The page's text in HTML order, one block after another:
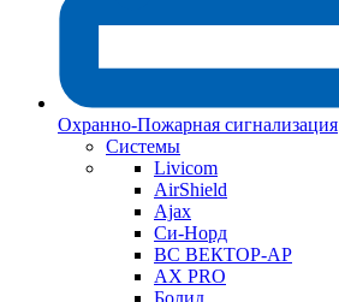
Охранно-Пожарная сигнализация
Системы
Livicom
AirShield
Ajax
Си-Норд
ВС ВЕКТОР-АР
AX PRO
Болид